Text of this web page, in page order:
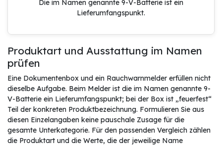
Die im Namen genannte 9-V-Batterie ist ein
Lieferumfangspunkt.
Produktart und Ausstattung im Namen
prüfen
Eine Dokumentenbox und ein Rauchwarnmelder erfüllen nicht
dieselbe Aufgabe. Beim Melder ist die im Namen genannte 9-
V-Batterie ein Lieferumfangspunkt; bei der Box ist „feuerfest“
Teil der konkreten Produktbezeichnung. Formulieren Sie aus
diesen Einzelangaben keine pauschale Zusage für die
gesamte Unterkategorie. Für den passenden Vergleich zählen
die Produktart und die Werte, die der jeweilige Name